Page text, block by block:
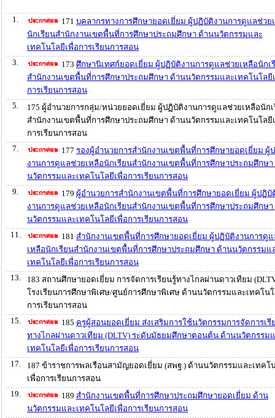
1. 171 บุคลากรทางการศึกษายอดเยี่ยม ผู้ปฏิบัติงานการดูแลช่วย
นักเรียนสำนักงานเขตพื้นที่การศึกษาประถมศึกษา ด้านนวัตกรรมและ
เทคโนโลยีเพื่อการเรียนการสอน
3.
173 ศึกษานิเทศก์ยอดเยี่ยม ผู้ปฏิบัติงานการดูแลช่วยเหลือนักเ
สำนักงานเขตพื้นที่การศึกษาประถมศึกษา ด้านนวัตกรรมและเทคโนโลยี
การเรียนการสอน
5.
175 ผู้อำนวยการกลุ่ม/หน่วยยอดเยี่ยม ผู้ปฏิบัติงานการดูแลช่วยเหลือนัก
สำนักงานเขตพื้นที่การศึกษาประถมศึกษา ด้านนวัตกรรมและเทคโนโลยี
การเรียนการสอน
7.
177 รองผู้อำนวยการสำนักงานเขตพื้นที่การศึกษายอดเยี่ยม ผู้
งานการดูแลช่วยเหลือนักเรียนสำนักงานเขตพื้นที่การศึกษาประถมศึกษ
นวัตกรรมและเทคโนโลยีเพื่อการเรียนการสอน
9.
179 ผู้อำนวยการสำนักงานเขตพื้นที่การศึกษายอดเยี่ยม ผู้ปฏิบั
งานการดูแลช่วยเหลือนักเรียนสำนักงานเขตพื้นที่การศึกษาประถมศึกษ
นวัตกรรมและเทคโนโลยีเพื่อการเรียนการสอน
11.
181 สำนักงานเขตพื้นที่การศึกษายอดเยี่ยม ผู้ปฏิบัติงานการดู
เหลือนักเรียนสำนักงานเขตพื้นที่การศึกษาประถมศึกษา ด้านนวัตกรรมแ
เทคโนโลยีเพื่อการเรียนการสอน
13.
183 สถานศึกษายอดเยี่ยม การจัดการเรียนรู้ทางไกลผ่านดาวเทียม
โรงเรียนการศึกษาพิเศษ/ศูนย์การศึกษาพิเศษ ด้านนวัตกรรมและเทคโน
การเรียนการสอน
15.
185 ครูผู้สอนยอดเยี่ยม ส่งเสริมการใช้นวัตกรรมการจัดการเรี
ทางไกลผ่านดาวเทียม (DLTV) ระดับมัธยมศึกษาตอนต้น ด้านนวัตกรรม
เทคโนโลยีเพื่อการเรียนการสอน
17.
187 ข้าราชการพลเรือนสามัญยอดเยี่ยม (สพฐ.) ด้านนวัตกรรมและเทคโ
เพื่อการเรียนการสอน
19.
189 สำนักงานเขตพื้นที่การศึกษาประถมศึกษายอดเยี่ยม ด้าน
นวัตกรรมและเทคโนโลยีเพื่อการเรียนการสอน